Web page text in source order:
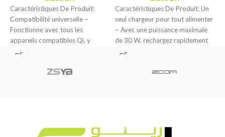
Caractéristiques De Produit:
Compatibilité universelle –
Fonctionne avec tous les
appareils compatibles Qi, y
compris une large gamme
Caractéristiques De Produit: Un
seul chargeur pour tout alimenter
– Avec une puissance maximale
de 30 W, rechargez rapidement
tous